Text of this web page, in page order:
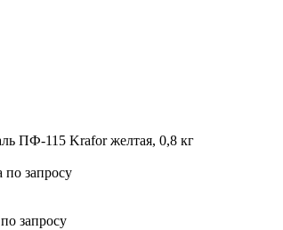
ПФ-115 Krafor желтая, 0,8 кг
по запросу
запросу